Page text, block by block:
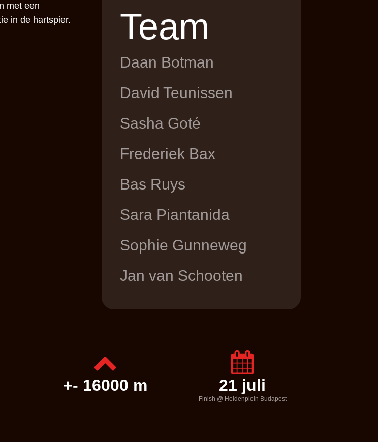
met een
in de hartspier.
Team
Daan Botman
David Teunissen
Sasha Goté
Frederiek Bax
Bas Ruys
Sara Piantanida
Sophie Gunneweg
Jan van Schooten
+- 16000 m 21 juli
Finish @ Heldenplein Budapest